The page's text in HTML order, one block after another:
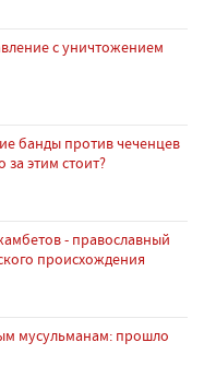
с уничтожением
банды против чеченцев
за этим стоит?
- православный
происхождения
мусульманам: прошло